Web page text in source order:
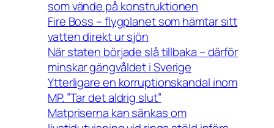
som vände på konstruktionen
Fire Boss – flygplanet som hämtar sitt
vatten direkt ur sjön
När staten började slå tillbaka – därför
minskar gängvåldet i Sverige
Ytterligare en korruptionskandal inom
MP. ”Tar det aldrig slut”
Matpriserna kan sänkas om